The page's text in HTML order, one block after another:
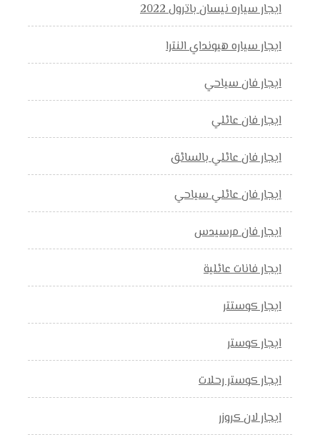
ايجار سياره نيسان باترول 2022
ايجار سياره هيونداي النترا
ايجار فان سياحي
ايجار فان عائلي
ايجار فان عائلي بالسائق
ايجار فان عائلي سياحي
ايجار فان مرسيدس
ايجار فانات عائلية
ايجار كوستتر
ايجار كوستر
ايجار كوستر رحلات
ايجار لان كروزر